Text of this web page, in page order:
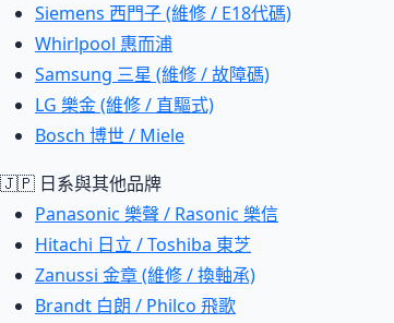
Siemens 西門子 (維修 / E18代碼)
Whirlpool 惠而浦
Samsung 三星 (維修 / 故障碼)
LG 樂金 (維修 / 直驅式)
Bosch 博世 / Miele
🇯🇵 日系與其他品牌
Panasonic 樂聲 / Rasonic 樂信
Hitachi 日立 / Toshiba 東芝
Zanussi 金章 (維修 / 換軸承)
Brandt 白朗 / Philco 飛歌